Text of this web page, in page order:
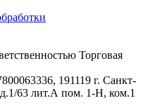
Торговая
191119 г. Санкт-
д.1/63 лит.А пом. 1-Н, ком.1